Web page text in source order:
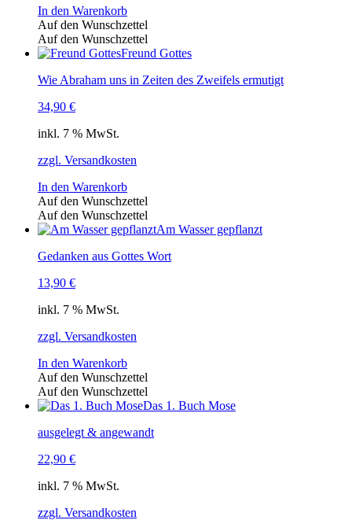
In den Warenkorb
Auf den Wunschzettel
Auf den Wunschzettel
Freund Gottes
Wie Abraham uns in Zeiten des Zweifels ermutigt
34,90 €
inkl. 7 % MwSt.
zzgl. Versandkosten
In den Warenkorb
Auf den Wunschzettel
Auf den Wunschzettel
Am Wasser gepflanzt
Gedanken aus Gottes Wort
13,90 €
inkl. 7 % MwSt.
zzgl. Versandkosten
In den Warenkorb
Auf den Wunschzettel
Auf den Wunschzettel
Das 1. Buch Mose
ausgelegt & angewandt
22,90 €
inkl. 7 % MwSt.
zzgl. Versandkosten